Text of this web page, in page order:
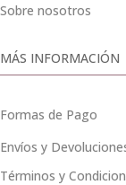
Sobre nosotros
MÁS INFORMACIÓN
Formas de Pago
Envíos y
Términos y